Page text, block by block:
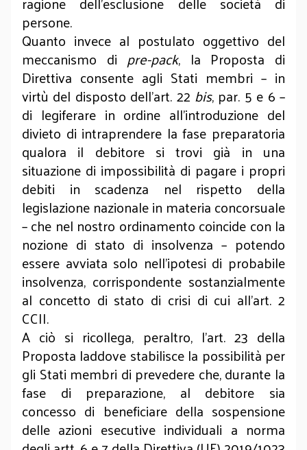
persone.
Quanto invece al postulato oggettivo del
meccanismo di pre-pack, la Proposta di
Direttiva consente agli Stati membri – in
virtù del disposto dell’art. 22 bis, par. 5 e 6 –
di legiferare in ordine all’introduzione del
divieto di intraprendere la fase preparatoria
qualora il debitore si trovi già in una
situazione di impossibilità di pagare i propri
debiti in scadenza nel rispetto della
legislazione nazionale in materia concorsuale
– che nel nostro ordinamento coincide con la
nozione di stato di insolvenza – potendo
essere avviata solo nell’ipotesi di probabile
insolvenza, corrispondente sostanzialmente
al concetto di stato di crisi di cui all’art. 2
CCII.
A ciò si ricollega, peraltro, l’art. 23 della
Proposta laddove stabilisce la possibilità per
gli Stati membri di prevedere che, durante la
fase di preparazione, al debitore sia
concesso di beneficiare della sospensione
delle azioni esecutive individuali a norma